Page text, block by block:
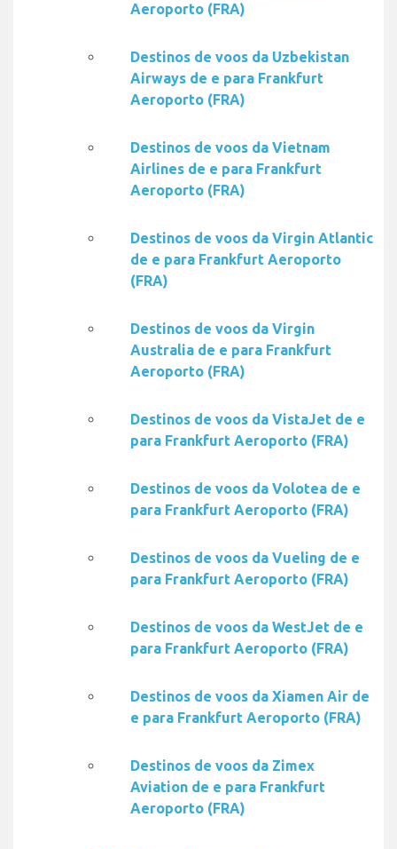
Aeroporto (FRA)
Destinos de voos da Uzbekistan
Airways de e para Frankfurt
Aeroporto (FRA)
Destinos de voos da Vietnam
Airlines de e para Frankfurt
Aeroporto (FRA)
Destinos de voos da Virgin Atlantic
de e para Frankfurt Aeroporto
(FRA)
Destinos de voos da Virgin
Australia de e para Frankfurt
Aeroporto (FRA)
Destinos de voos da VistaJet de e
para Frankfurt Aeroporto (FRA)
Destinos de voos da Volotea de e
para Frankfurt Aeroporto (FRA)
Destinos de voos da Vueling de e
para Frankfurt Aeroporto (FRA)
Destinos de voos da WestJet de e
para Frankfurt Aeroporto (FRA)
Destinos de voos da Xiamen Air de
e para Frankfurt Aeroporto (FRA)
Destinos de voos da Zimex
Aviation de e para Frankfurt
Aeroporto (FRA)